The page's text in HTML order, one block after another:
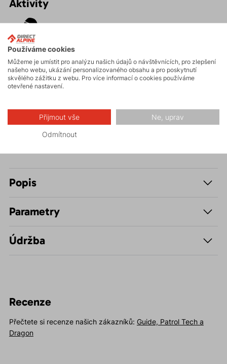
Aktivity
Hiking
Casual
Popis
Parametry
Údržba
Recenze
Přečtete si recenze našich zákazníků: Guide, Patrol Tech a
Dragon
Používáme cookies
Můžeme je umístit pro analýzu našich údajů o návštěvnících, pro zlepšení
našeho webu, ukázání personalizovaného obsahu a pro poskytnutí
skvělého zážitku z webu. Pro více informací o cookies používáme
otevřené nastavení.
Přijmout vše Ne, uprav
Odmítnout